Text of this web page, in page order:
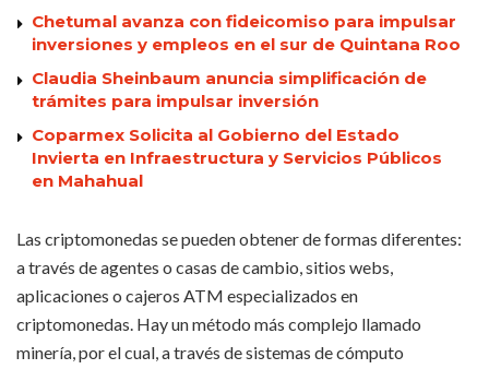
Chetumal avanza con fideicomiso para impulsar
inversiones y empleos en el sur de Quintana Roo
Claudia Sheinbaum anuncia simplificación de
trámites para impulsar inversión
Coparmex Solicita al Gobierno del Estado
Invierta en Infraestructura y Servicios Públicos
en Mahahual
Las criptomonedas se pueden obtener de formas diferentes:
a través de agentes o casas de cambio, sitios webs,
aplicaciones o cajeros ATM especializados en
criptomonedas. Hay un método más complejo llamado
minería, por el cual, a través de sistemas de cómputo